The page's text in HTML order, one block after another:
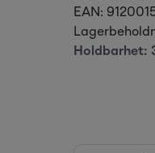
EAN:
Holdbarhet: